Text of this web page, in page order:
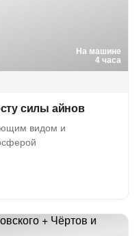
На машине
4 часа
силы айнов
видом и